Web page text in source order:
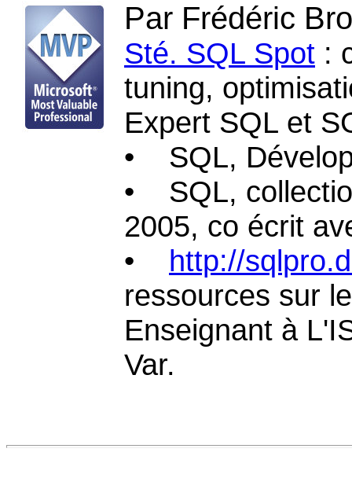
Par Frédéric
Sté. SQL Spot :
tuning,
Expert SQL et
• SQL,
• SQL,
2005, co écrit
• http://
ressources sur
Enseignant à
Var.